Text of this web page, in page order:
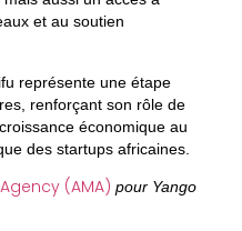
et au soutien
représente une étape
renforçant son rôle de
économique au
des startups africaines.
(AMA) pour Yango